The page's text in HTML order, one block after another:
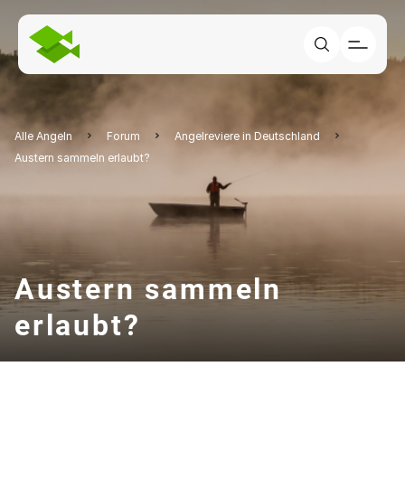
Alle Angeln Forum
Angelreviere in Deutschland
Austern sammeln erlaubt?
Austern sammeln
erlaubt?